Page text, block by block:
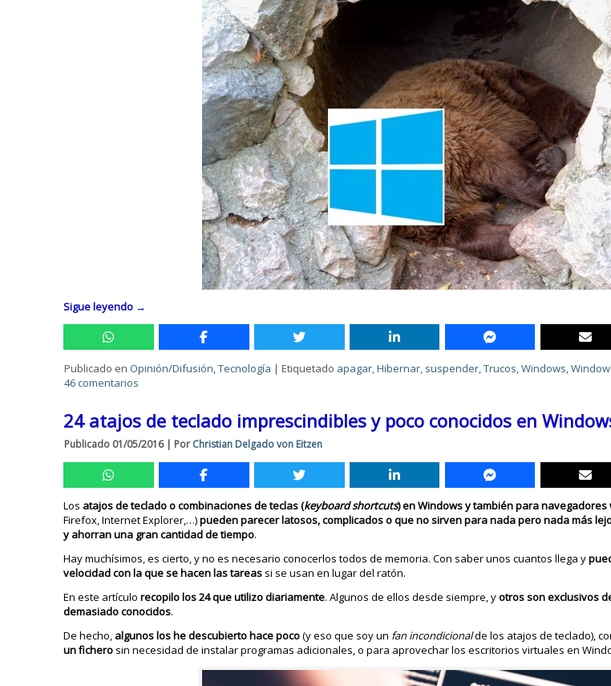
Sigue leyendo →
Publicado en Opinión/Difusión,Tecnología |Etiquetado apagar,Hibernar, suspender,Trucos,Windows,
46 comentarios
24 atajos de teclado imprescindibles y poco conocidos en
Publicado 01/05/2016| Por Christian Delgado von Eitzen
Los atajos de teclado o combinaciones de teclas (keyboardshortcuts) en Windows y también para navegadores
Firefox, Internet Explorer,…)pueden parecer latosos, complicados o que no sirven para nada pero nada más
y ahorran una gran cantidad de tiempo.
Hay muchísimos, es cierto, y no es necesario conocerlos todos de memoria. Con saber unos cuantos llega y
velocidad con la que se hacen las tareas si se usan en lugar del ratón.
En este artículorecopilo los 24 que utilizo diariamente. Algunos de ellos desde siempre, yotros son exclusivos
demasiado conocidos.
De hecho, algunos los he descubierto hace poco(y eso que soy un fan incondicionalde los atajos de teclado),
un fichero sin necesidad de instalar programas adicionales, o para aprovechar los escritorios virtuales en